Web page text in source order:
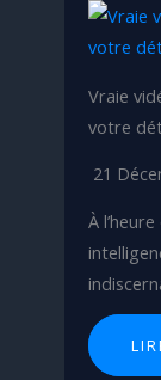
Vraie
votre
21
À